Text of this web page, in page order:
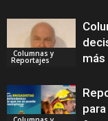
Columnas y
Reportajes
más